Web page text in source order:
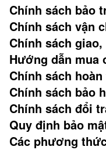
Chính sách
Chính sách vận
Chính sách
Hướng dẫn mua
Chính sách
Chính sách bảo
Chính sách đổi
Quy định bảo
Các phương